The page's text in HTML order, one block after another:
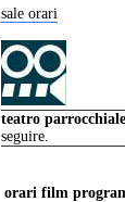
sale orari
teatro
seguire.
orari film